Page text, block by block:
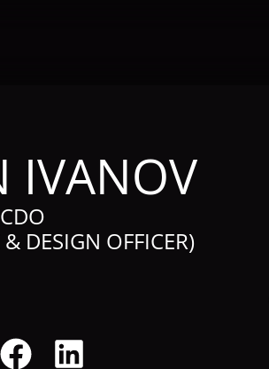
IVANOV
(CHIEF CREATIVE & DESIGN OFFICER)